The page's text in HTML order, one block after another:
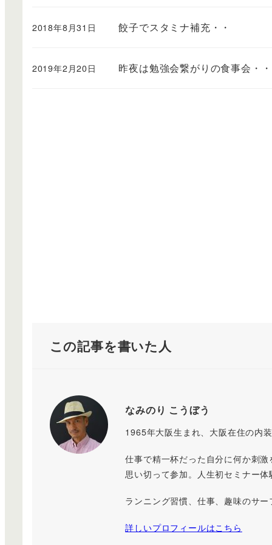
餃子でスタミナ補充・・
2018年8月31日
昨夜は勉強会繋がりの食事会・・
2019年2月20日
この記事を書いた人
なみのり こうぼう
1965年大阪生まれ、大阪在住の内
仕事で精一杯だった自分に何か刺
思い切って参加。人生初セミナー
ランニング習慣、仕事、趣味のサ
詳しいプロフィールはこちら